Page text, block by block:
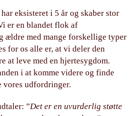
eksisteret i 5 år og skaber stor
er en blandet flok af
ældre med mange forskellige typer
for os alle er, at vi deler den
at leve med en hjertesygdom.
i at komme videre og finde
vores udfordringer.
”Det er en uvurderlig støtte